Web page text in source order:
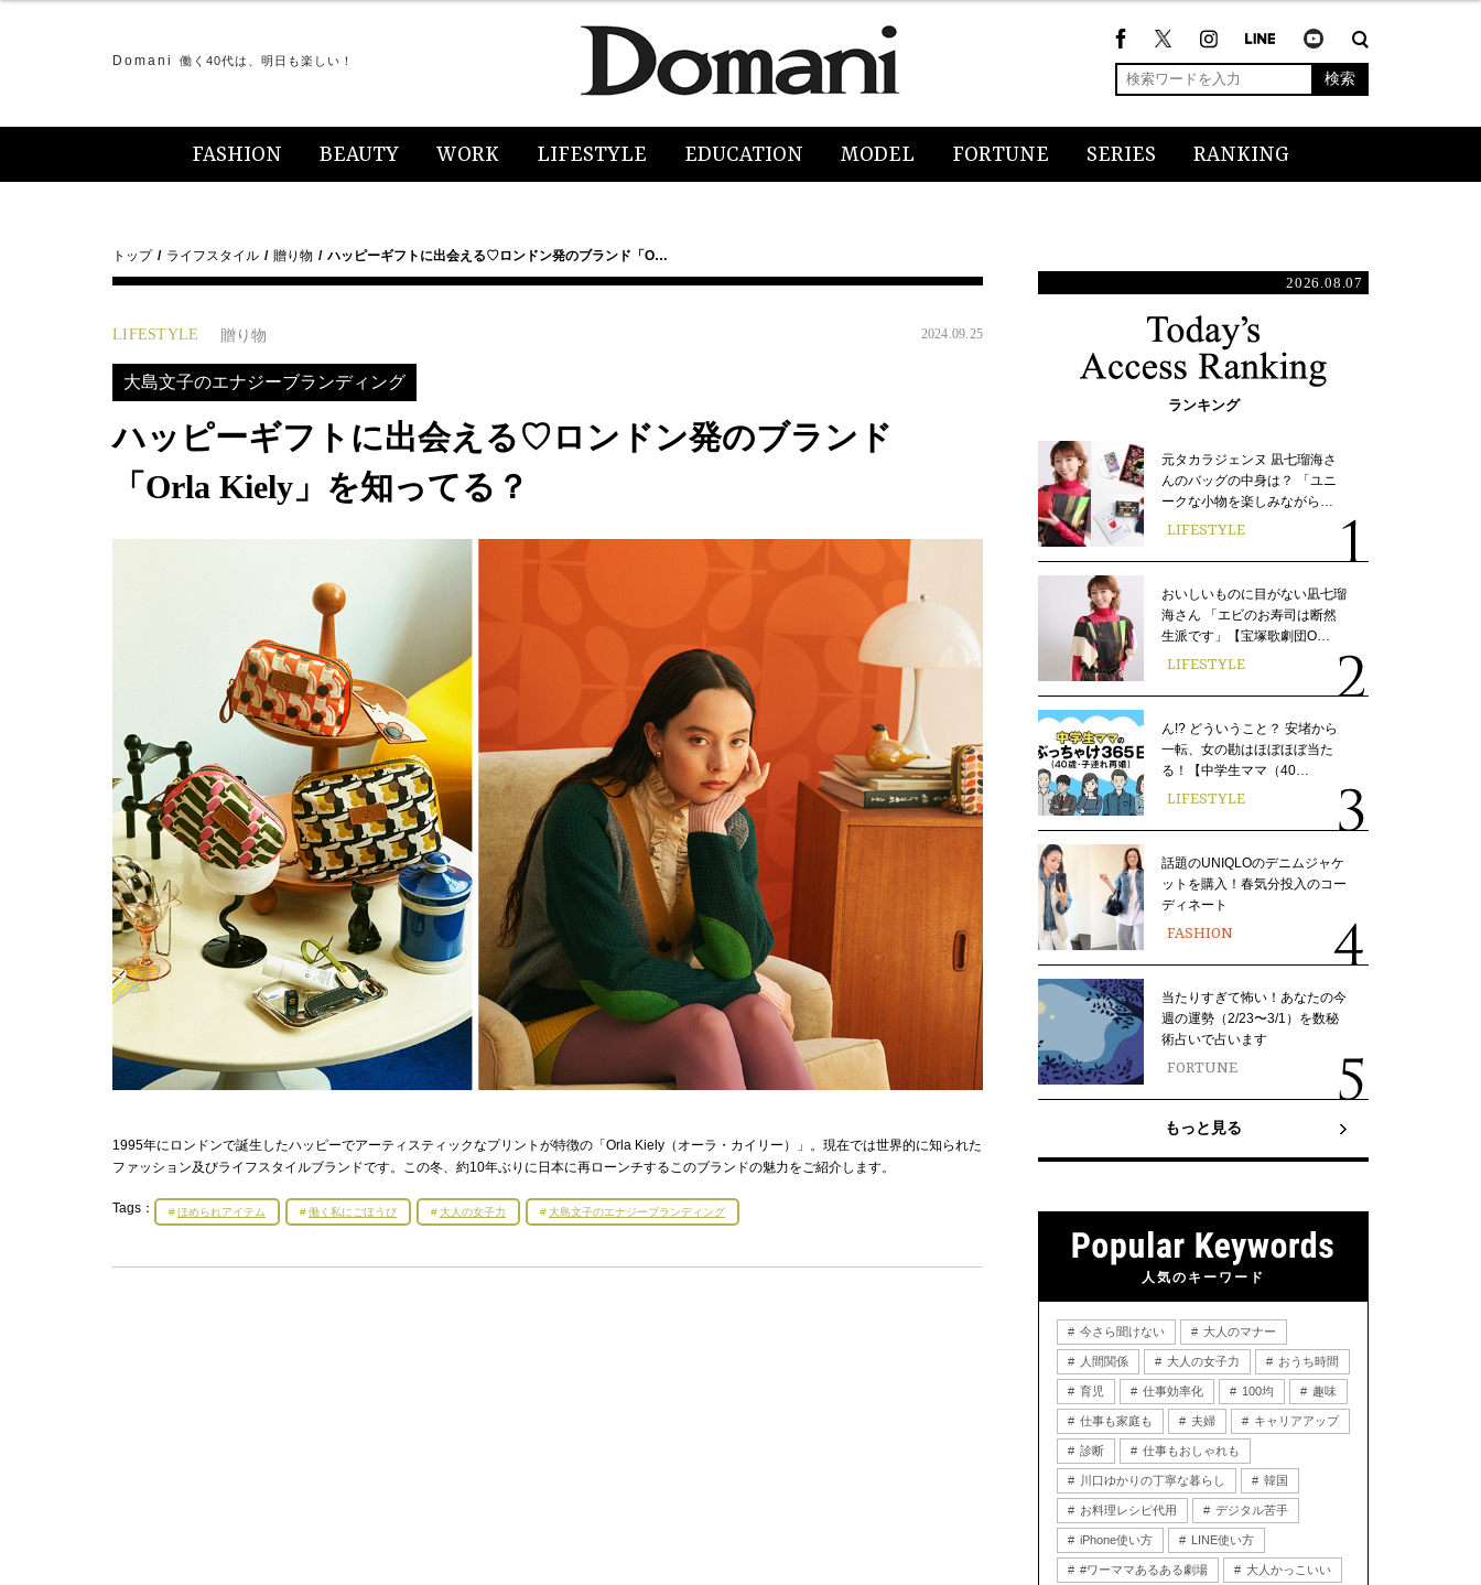
Domani 働く40代は、明日も楽しい！
検索
FASHION BEAUTY WORK LIFESTYLE EDUCATION MODEL FORTUNE SERIES RANKING
トップ ライフスタイル 贈り物 ハッピーギフトに出会える♡ロンドン発のブランド「O…
LIFESTYLE 贈り物 2024.09.25
大島文子のエナジーブランディング
ハッピーギフトに出会える♡ロンドン発のブランド
「Orla Kiely」を知ってる？
1995年にロンドンで誕生したハッピーでアーティスティックなプリントが特徴の「Orla Kiely（オーラ・カイリー）」。現在では世界的に知られた
ファッション及びライフスタイルブランドです。この冬、約10年ぶりに日本に再ローンチするこのブランドの魅力をご紹介します。
Tags： ほめられアイテム 働く私にごほうび 大人の女子力 大島文子のエナジーブランディング
2026.08.07
ランキング
元タカラジェンヌ 凪七瑠海さ
んのバッグの中身は？ 「ユニ
ークな小物を楽しみながら…
LIFESTYLE
おいしいものに目がない凪七瑠
海さん 「エビのお寿司は断然
生派です」【宝塚歌劇団O…
LIFESTYLE
ん!? どういうこと？ 安堵から
一転、女の勘はほぼほぼ当た
る！【中学生ママ（40…
LIFESTYLE
話題のUNIQLOのデニムジャケ
ットを購入！春気分投入のコー
ディネート
FASHION
当たりすぎて怖い！あなたの今
週の運勢（2/23〜3/1）を数秘
術占いで占います
FORTUNE
もっと見る
人気のキーワード
今さら聞けない 大人のマナー
人間関係 大人の女子力 おうち時間
育児 仕事効率化 100均 趣味
仕事も家庭も 夫婦 キャリアアップ
診断 仕事もおしゃれも
川口ゆかりの丁寧な暮らし 韓国
お料理レシピ代用 デジタル苦手
iPhone使い方 LINE使い方
#ワーママあるある劇場 大人かっこいい